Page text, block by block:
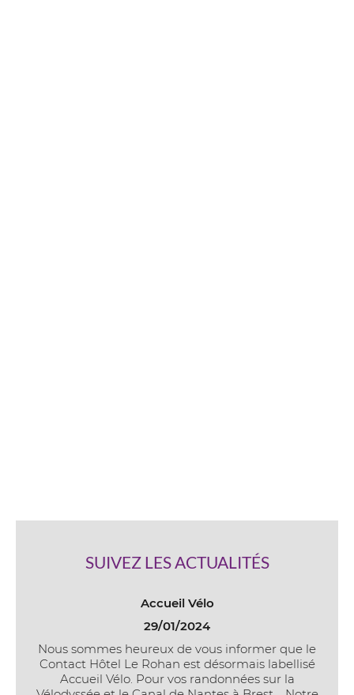
SUIVEZ LES ACTUALITÉS
Accueil Vélo
29/01/2024
Nous sommes heureux de vous informer que le
Contact Hôtel Le Rohan est désormais labellisé
Accueil Vélo. Pour vos randonnées sur la